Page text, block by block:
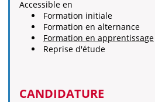
Accessible en
Formation initiale
Formation en alternance
Formation en apprentissage
Reprise d'étude
CANDIDATURE